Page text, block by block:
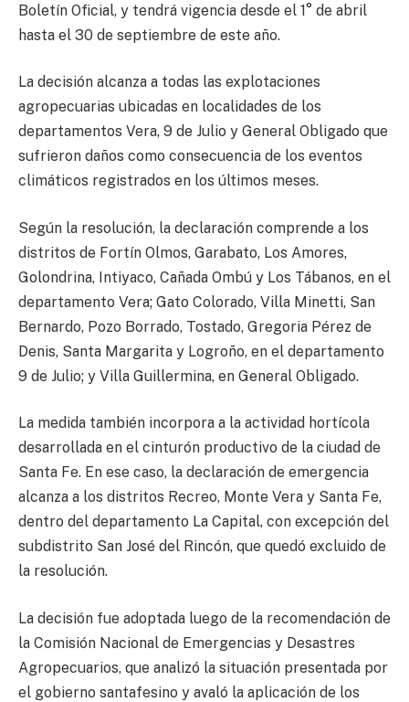
Boletín Oficial, y tendrá vigencia desde el 1° de abril
hasta el 30 de septiembre de este año.
La decisión alcanza a todas las explotaciones
agropecuarias ubicadas en localidades de los
departamentos Vera, 9 de Julio y General Obligado que
sufrieron daños como consecuencia de los eventos
climáticos registrados en los últimos meses.
Según la resolución, la declaración comprende a los
distritos de Fortín Olmos, Garabato, Los Amores,
Golondrina, Intiyaco, Cañada Ombú y Los Tábanos, en el
departamento Vera; Gato Colorado, Villa Minetti, San
Bernardo, Pozo Borrado, Tostado, Gregoria Pérez de
Denis, Santa Margarita y Logroño, en el departamento
9 de Julio; y Villa Guillermina, en General Obligado.
La medida también incorpora a la actividad hortícola
desarrollada en el cinturón productivo de la ciudad de
Santa Fe. En ese caso, la declaración de emergencia
alcanza a los distritos Recreo, Monte Vera y Santa Fe,
dentro del departamento La Capital, con excepción del
subdistrito San José del Rincón, que quedó excluido de
la resolución.
La decisión fue adoptada luego de la recomendación de
la Comisión Nacional de Emergencias y Desastres
Agropecuarios, que analizó la situación presentada por
el gobierno santafesino y avaló la aplicación de los